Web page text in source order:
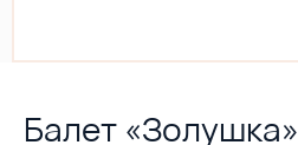
Балет «Золушка»